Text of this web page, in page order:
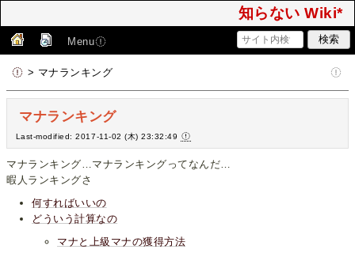
知らない Wiki*
Menu
> マナランキング
マナランキング
Last-modified: 2017-11-02 (木) 23:32:49
マナランキング…マナランキングってなんだ…
暇人ランキングさ
何すればいいの
どういう計算なの
マナと上級マナの獲得方法